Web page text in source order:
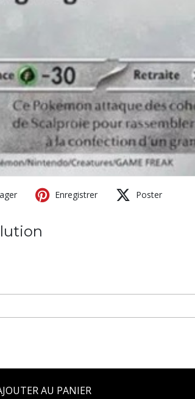
Enregistrer Poster
AU PANIER